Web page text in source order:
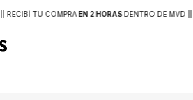
| RECIBÍ TU COMPRAEN 2 HORASDENTRO DE MVD |